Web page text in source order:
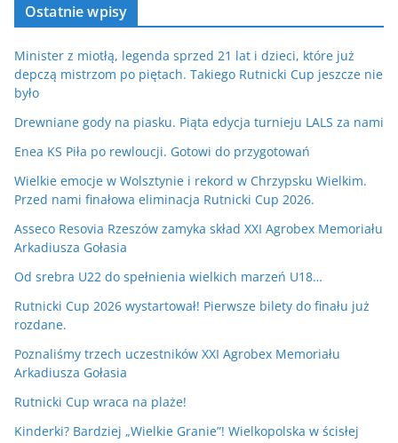
Ostatnie wpisy
Minister z miotłą, legenda sprzed 21 lat i dzieci, które już
depczą mistrzom po piętach. Takiego Rutnicki Cup jeszcze nie
było
Drewniane gody na piasku. Piąta edycja turnieju LALS za nami
Enea KS Piła po rewloucji. Gotowi do przygotowań
Wielkie emocje w Wolsztynie i rekord w Chrzypsku Wielkim.
Przed nami finałowa eliminacja Rutnicki Cup 2026.
Asseco Resovia Rzeszów zamyka skład XXI Agrobex Memoriału
Arkadiusza Gołasia
Od srebra U22 do spełnienia wielkich marzeń U18…
Rutnicki Cup 2026 wystartował! Pierwsze bilety do finału już
rozdane.
Poznaliśmy trzech uczestników XXI Agrobex Memoriału
Arkadiusza Gołasia
Rutnicki Cup wraca na plaże!
Kinderki? Bardziej „Wielkie Granie”! Wielkopolska w ścisłej